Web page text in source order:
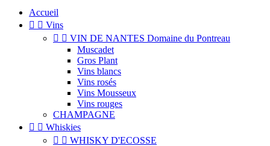
Accueil
  Vins
  VIN DE NANTES Domaine du Pontreau
Muscadet
Gros Plant
Vins blancs
Vins rosés
Vins Mousseux
Vins rouges
CHAMPAGNE
  Whiskies
  WHISKY D'ECOSSE